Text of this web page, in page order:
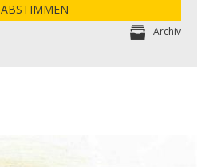
ABSTIMMEN
Archiv